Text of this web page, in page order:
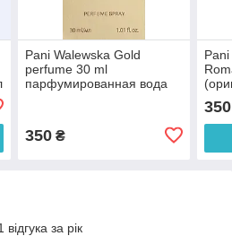
Pani Walewska Gold
perfume 30 ml
парфумированная вода
350₴
350
за рік